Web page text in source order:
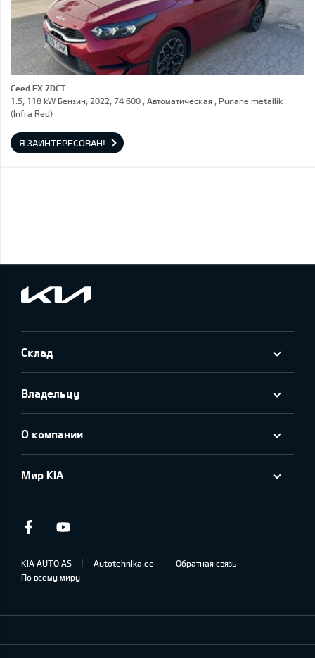
Ceed EX 7DCT
1.5, 118 kW Бензин, 2022, 74 600 , Автоматическая , Punane metallik
(Infra Red)
Я ЗАИНТЕРЕСОВАН!
Склад
Владельцу
О компании
Мир KIA
Facebook
KIA AUTO AS Autotehnika.ee
Обратная связь
По всему миру